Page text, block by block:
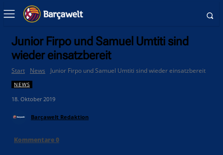
Junior Firpo und Samuel Umtiti sind
wieder einsatzbereit
Start News Junior Firpo und Samuel Umtiti sind wieder einsatzbereit
NEWS
18. Oktober 2019
Barçawelt Redaktion
Kommentare0